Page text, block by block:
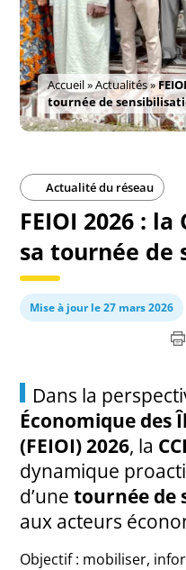
Accueil»Actualités»
tournée de
Actualité du réseau
FEIOI 2026 :
sa tournée de
Mise à jour le 27 mars 2026
Dans la
Économique des
(FEIOI) 2026, la
dynamique
d’unetournée de
aux acteurs
Objectif : mobiliser,